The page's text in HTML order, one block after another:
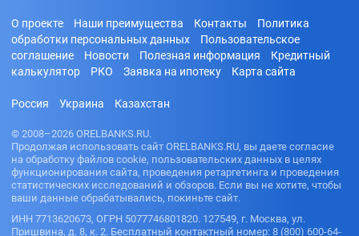
О проекте Наши преимущества Контакты
Политика
обработки персональных данных
Пользовательское
соглашение
Новости Полезная информация
Кредитный
калькулятор
РКО Заявка на ипотеку Карта сайта
Россия Украина Казахстан
© 2008–2026 ORELBANKS.RU.
Продолжая использовать сайт ORELBANKS.RU, вы даете согласие
на обработку файлов cookie, пользовательских данных в целях
функционирования сайта, проведения ретаргетинга и проведения
статистических исследований и обзоров. Если вы не хотите, чтобы
ваши данные обрабатывались, покиньте сайт.
ИНН 7713620673, ОГРН 5077746801820. 127549, г. Москва, ул.
Пришвина, д. 8, к. 2. Бесплатный контактный номер: 8 (800) 600-64-